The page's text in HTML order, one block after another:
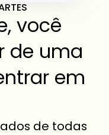
você
de uma
em
de todas